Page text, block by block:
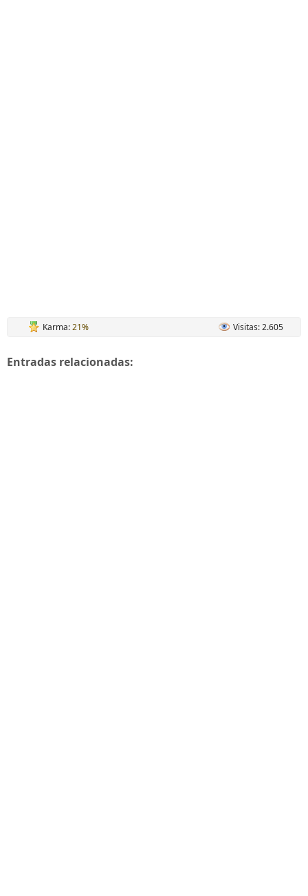
Karma:21% Visitas: 2.605
Entradas relacionadas: